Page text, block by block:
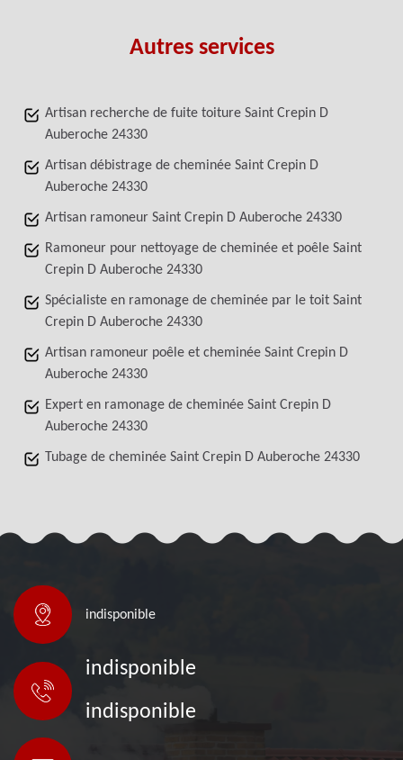
Autres services
Artisan recherche de fuite toiture Saint Crepin D
Auberoche 24330
Artisan débistrage de cheminée Saint Crepin D
Auberoche 24330
Artisan ramoneur Saint Crepin D Auberoche 24330
Ramoneur pour nettoyage de cheminée et poêle Saint
Crepin D Auberoche 24330
Spécialiste en ramonage de cheminée par le toit Saint
Crepin D Auberoche 24330
Artisan ramoneur poêle et cheminée Saint Crepin D
Auberoche 24330
Expert en ramonage de cheminée Saint Crepin D
Auberoche 24330
Tubage de cheminée Saint Crepin D Auberoche 24330
indisponible
indisponible
indisponible